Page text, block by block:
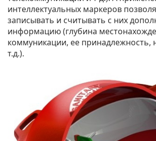
интеллектуальных маркеров
записывать и считывать с них
информацию (глубина
коммуникации, ее принадлежность,
т.д.).